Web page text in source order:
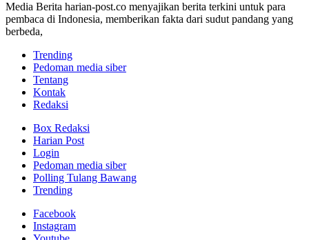
Media Berita harian-post.co menyajikan berita terkini untuk para
pembaca di Indonesia, memberikan fakta dari sudut pandang yang
berbeda,
Trending
Pedoman media siber
Tentang
Kontak
Redaksi
Box Redaksi
Harian Post
Login
Pedoman media siber
Polling Tulang Bawang
Trending
Facebook
Instagram